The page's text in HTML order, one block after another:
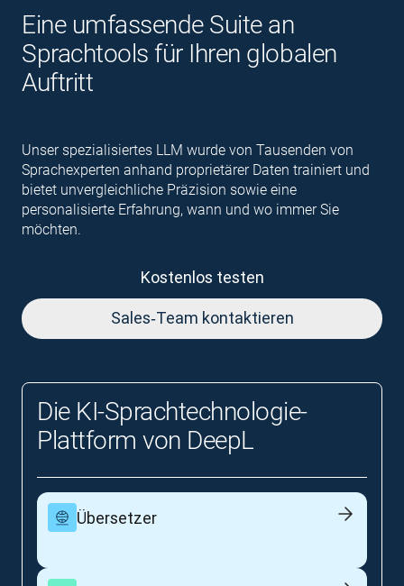
Eine umfassende Suite an
Sprachtools für Ihren globalen
Auftritt
Unser spezialisiertes LLM wurde von Tausenden von
Sprachexperten anhand proprietärer Daten trainiert und
bietet unvergleichliche Präzision sowie eine
personalisierte Erfahrung, wann und wo immer Sie
möchten.
Kostenlos testen
Sales‑Team kontaktieren
Die KI‑Sprachtechnologie-
Plattform von DeepL
Übersetzer